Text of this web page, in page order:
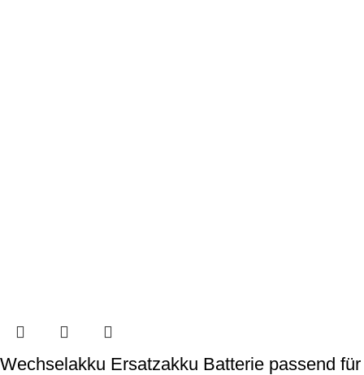
Wechselakku Ersatzakku Batterie passend für